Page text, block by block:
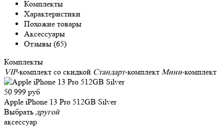
Комплекты
Характеристики
Похожие товары
Аксессуары
Отзывы (65)
Комплекты
VIP-комплект со скидкой Стандарт-комплект Мини-комплект
50 999 руб
Apple iPhone 13 Pro 512GB Silver
Выбрать другой
аксессуар